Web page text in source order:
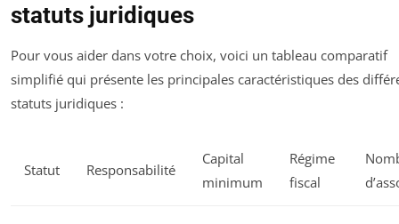
statuts juridiques
Pour vous aider dans votre choix, voici un tableau comparatif
simplifié qui présente les principales caractéristiques des
statuts juridiques :
Statut Responsabilité
Capital
minimum
Régime
fiscal